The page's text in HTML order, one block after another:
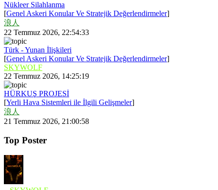
Nükleer Silahlanma
[Genel Askeri Konular Ve Stratejik Değerlendirmeler]
浪人
22 Temmuz 2026, 22:54:33
Türk - Yunan İlişkileri
[Genel Askeri Konular Ve Stratejik Değerlendirmeler]
SKYWOLF
22 Temmuz 2026, 14:25:19
HÜRKUŞ PROJESİ
[Yerli Hava Sistemleri ile İlgili Gelişmeler]
浪人
21 Temmuz 2026, 21:00:58
Top Poster